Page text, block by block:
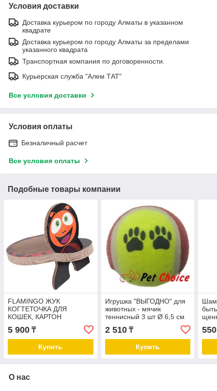
Условия доставки
Доставка курьером по городу Алматы в указанном
квадрате
Доставка курьером по городу Алматы за пределами
указанного квадрата
Транспортная компания по договоренности.
Курьерская служба "Алем ТАТ"
Все условия доставки
Условия оплаты
Безналичный расчет
Все условия оплаты
Подобные товары компании
FLAMINGO ЖУК
КОГТЕТОЧКА ДЛЯ
КОШЕК, КАРТОН
5 900 ₸
Купить
Игрушка "ВЫГОДНО" для
животных - мячик
теннисный 3 шт Ø 6,5 см
2 510₸
Купить
550
О нас